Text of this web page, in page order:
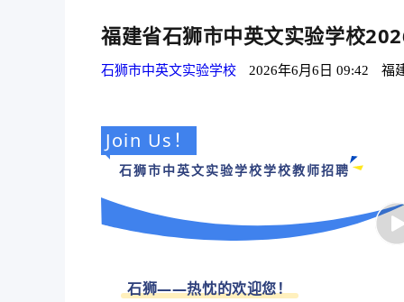
福建省石狮市中英文实验学校
石狮市中英文实验学校 2026年6月6日 09:42 福
Join Us！
石狮市中英文实验学校学校教师招聘
石狮——热忱的欢迎您！